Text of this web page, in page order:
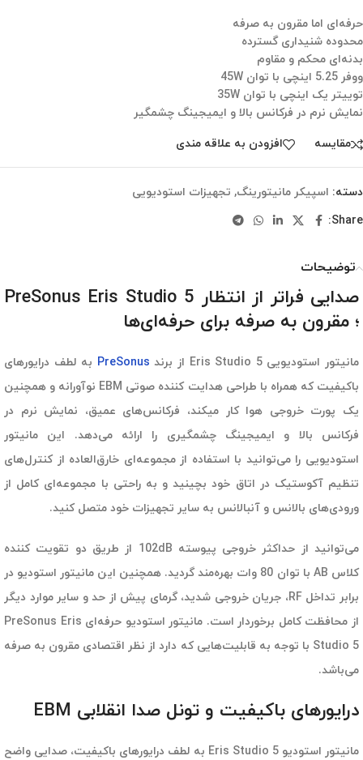
حرفه‌ای اما مقرون به صرفه
محدوده شنیداری گسترده
بدنه‌ای محکم و مقاوم
ووفر 5.25 اینچی با توان 45W
توییتر یک اینچی با توان 35W
نمایش نرم در فرکانس بالا و ایمیجینگ چشمگیر
مقایسه افزودن به علاقه مندی
دسته: اسپیکر مانیتورینگ, تجهیزات استودیویی
Share:
توضیحات
صدایی فراتر از انتظار PreSonus Eris Studio 5
؛ مقرون به صرفه برای حرفه‌ای‌ها
مانیتور استودیویی Eris Studio 5 از برند PreSonus به لطف درایورهای
باکیفیت که همراه با طراحی هدایت کننده صوتی EBM نوآورانه و همچنین
یک پورت خروجی هوا کار میکند، فرکانس‌های عمیق، نمایش نرم در
فرکانس بالا و ایمیجینگ چشمگیری را ارائه می‌دهد. این مانیتور
استودیویی را می‌توانید با استفاده از مجموعه‌ای خارق‌العاده از کنترل‌های
تنظیم آکوستیک در اتاق خود بچینید و به راحتی با مجموعه‌ای کامل از
ورودی‌های بالانس و آنبالانس به سایر تجهیزات خود متصل کنید.
می‌توانید از حداکثر خروجی پیوسته 102dB از طریق دو تقویت کننده
کلاس AB با توان 80 وات بهره‌مند گردید. همچنین این مانیتور استودیو در
برابر تداخل RF، جریان خروجی شدید، گرمای پیش از حد و سایر موارد دیگر
از محافظت کامل برخوردار است. مانیتور استودیو حرفه‌ای PreSonus Eris
Studio 5 با توجه به قابلیت‌هایی که دارد از نظر اقتصادی مقرون به صرفه
می‌باشد.
درایورهای باکیفیت و تونل صدا انقلابی EBM
مانیتور استودیو Eris Studio 5 به لطف درایورهای باکیفیت، صدایی واضح